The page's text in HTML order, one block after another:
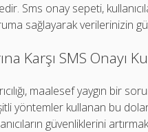
Sms onay sepeti,
sağlayarak verilerinizin
Karşı SMS Onayı
maalesef yaygın bir
yöntemler kullanan bu
güvenliklerini